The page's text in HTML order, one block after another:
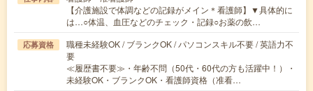
【介護施設で体調などの記録がメイン＊看護師】▼具体的に
は…○体温、血圧などのチェック・記録○お薬の飲…
応募資格
職種未経験OK / ブランクOK / パソコンスキル不要 / 英語力不
要
≪履歴書不要≫・年齢不問（50代・60代の方も活躍中！）・
未経験OK・ブランクOK・看護師資格（准看…